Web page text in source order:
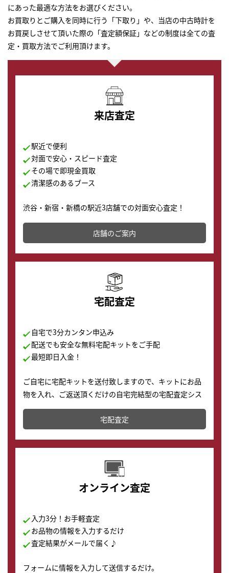
にあった最適な方法をお選びください。
お買取りとご購入を同時に行う「下取り」や、当店の中古時計を
お買戻しさせて頂いた際の「査定額保証」などの制度は全ての査
定・買取方法でご利用頂けます。
来店査定
駅近で便利
対面で安心・スピード査定
その場で即現金買取
清潔感のあるブース
渋谷・新宿・新橋の駅近3店舗での対面安心査定！
店舗を併設しており、下取りに出してお得に新しい時計
の購入もできます♪
店舗のご案内
宅配査定
自宅で3分カンタン申込み
配送でも安全な無料宅配キットをご手配
最短即日入金！
ご自宅に宅配キットを送付致しますので、キットにお品
物を入れ、ご返送頂くだけの自宅完結型の宅配査定シス
テムです。
配送でも簡単&安全に査定・買取に出すことが可能で
す。
宅配査定
オンライン査定
入力3分！お手軽査定
お品物の情報を入力するだけ
査定結果がメールで届く♪
フォームに情報を入力して送信するだけ。